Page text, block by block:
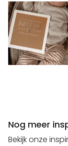
Nog meer
Bekijk onze